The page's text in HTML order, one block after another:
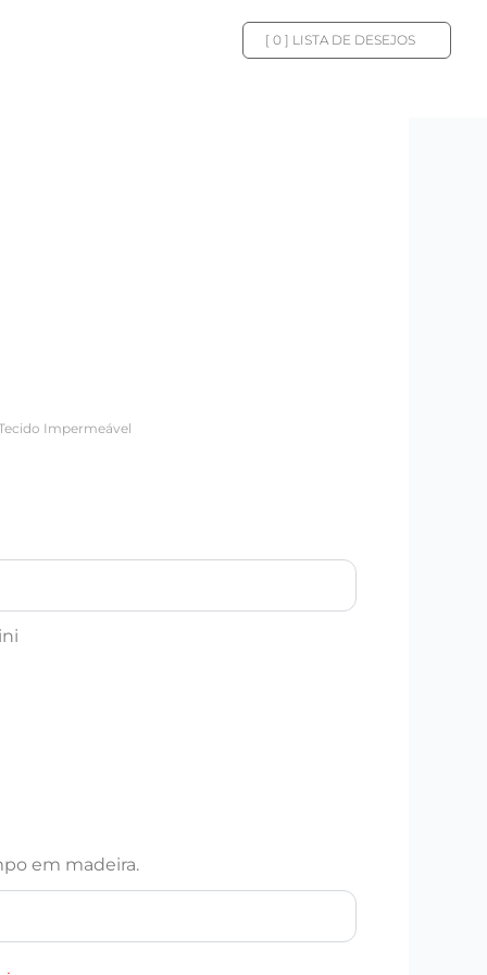
[ 0] LISTA DE DESEJOS
Impermeável
em madeira.